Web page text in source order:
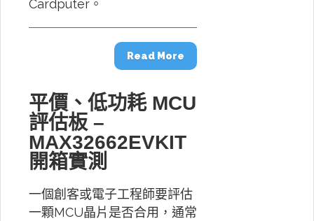
Cardputer。
Read More
平價、低功耗 MCU
評估板 –
MAX32662EVKIT
開箱實測
一個創客或電子工程師要評估
一顆MCU晶片是否合用，通常